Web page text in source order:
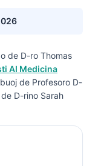
de D-ro Thomas
AI Medicina
de Profesoro D-
D-rino Sarah